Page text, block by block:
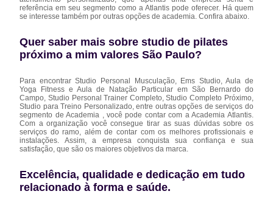
referência em seu segmento como a Atlantis pode oferecer. Há quem
se interesse também por outras opções de academia. Confira abaixo.
Quer saber mais sobre studio de pilates
próximo a mim valores São Paulo?
Para encontrar Studio Personal Musculação, Ems Studio, Aula de
Yoga Fitness e Aula de Natação Particular em São Bernardo do
Campo, Studio Personal Trainer Completo, Studio Completo Próximo,
Studio para Treino Personalizado, entre outras opções de serviços do
segmento de Academia , você pode contar com a Academia Atlantis.
Com a organização você consegue tirar as suas dúvidas sobre os
serviços do ramo, além de contar com os melhores profissionais e
instalações. Assim, a empresa conquista sua confiança e sua
satisfação, que são os maiores objetivos da marca.
Excelência, qualidade e dedicação em tudo
relacionado à forma e saúde.